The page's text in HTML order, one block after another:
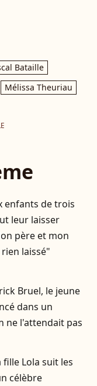
Bataille
Mélissa Theuriau
enfants de trois
leur laisser
père et mon
laissé"
Bruel, le jeune
dans un
ne l'attendait pas
Lola suit les
célèbre